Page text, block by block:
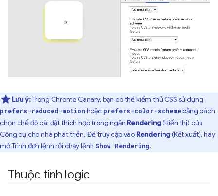
Lưu ý:Trong Chrome Canary, bạn có thể kiểm thử CSS sử dụng
prefers-reduced-motion hoặc prefers-color-schemebằng cách
chọn chế độ cài đặt thích hợp trong ngăn Rendering(Hiển thị) của
Công cụ cho nhà phát triển. Để truy cập vào Rendering(Kết xuất), hãy
mở Trình đơn lệnh rồi chạy lệnh Show Rendering.
Thuộc tính logic